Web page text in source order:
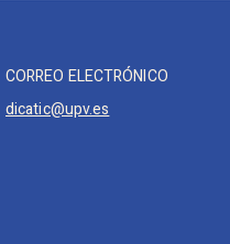
CORREO ELECTRÓNICO
dicatic@upv.es